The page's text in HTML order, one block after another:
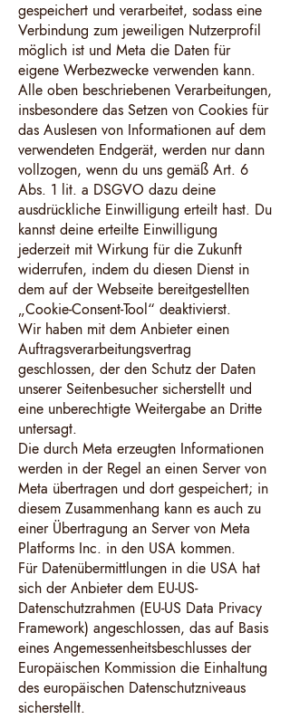
gespeichert und verarbeitet, sodass eine
Verbindung zum jeweiligen Nutzerprofil
möglich ist und Meta die Daten für
eigene Werbezwecke verwenden kann.
Alle oben beschriebenen Verarbeitungen,
insbesondere das Setzen von Cookies für
das Auslesen von Informationen auf dem
verwendeten Endgerät, werden nur dann
vollzogen, wenn du uns gemäß Art. 6
Abs. 1 lit. a DSGVO dazu deine
ausdrückliche Einwilligung erteilt hast. Du
kannst deine erteilte Einwilligung
jederzeit mit Wirkung für die Zukunft
widerrufen, indem du diesen Dienst in
dem auf der Webseite bereitgestellten
„Cookie-Consent-Tool“ deaktivierst.
Wir haben mit dem Anbieter einen
Auftragsverarbeitungsvertrag
geschlossen, der den Schutz der Daten
unserer Seitenbesucher sicherstellt und
eine unberechtigte Weitergabe an Dritte
untersagt.
Die durch Meta erzeugten Informationen
werden in der Regel an einen Server von
Meta übertragen und dort gespeichert; in
diesem Zusammenhang kann es auch zu
einer Übertragung an Server von Meta
Platforms Inc. in den USA kommen.
Für Datenübermittlungen in die USA hat
sich der Anbieter dem EU-US-
Datenschutzrahmen (EU-US Data Privacy
Framework) angeschlossen, das auf Basis
eines Angemessenheitsbeschlusses der
Europäischen Kommission die Einhaltung
des europäischen Datenschutzniveaus
sicherstellt.